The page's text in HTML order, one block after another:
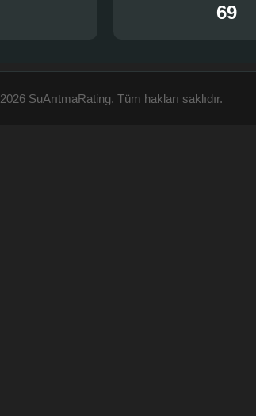
69
SuArıtmaRating. Tüm hakları saklıdır.